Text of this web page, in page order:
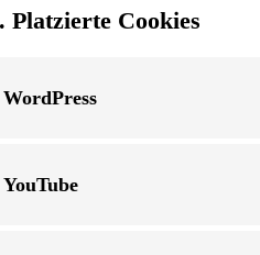
Platzierte Cookies
WordPress
YouTube